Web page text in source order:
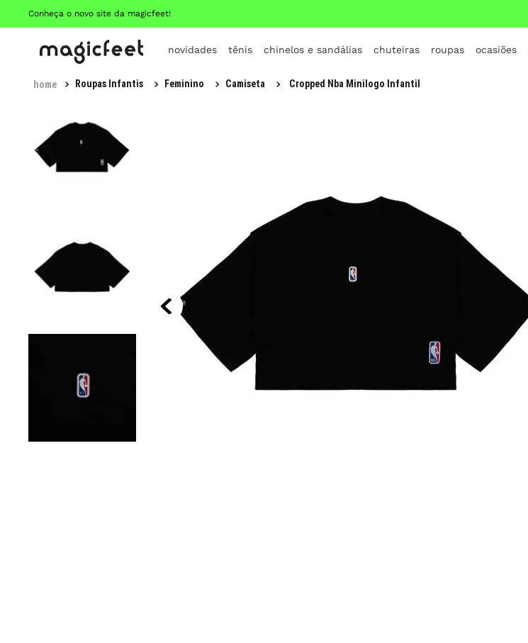
Conheça o novo site da magicfeet!
novidades tênis chinelos e sandálias chuteiras roupas ocasiões
Roupas Infantis Feminino Camiseta Cropped Nba Minilogo InfantilTERMOS MAIS BUSCADOS
5º
tenis